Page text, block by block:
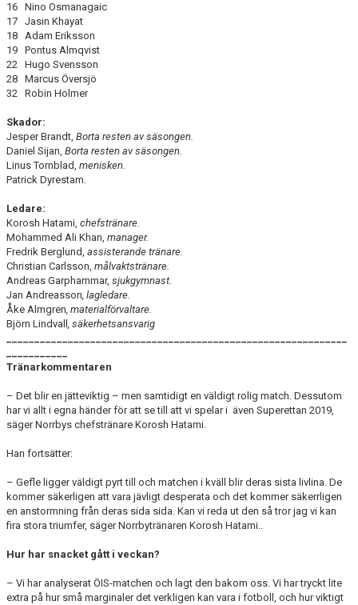
16 Nino Osmanagaic
17 Jasin Khayat
18 Adam Eriksson
19 Pontus Almqvist
22 Hugo Svensson
28 Marcus Översjö
32 Robin Holmer
Skador:
Jesper Brandt, Borta resten av säsongen.
Daniel Sijan, Borta resten av säsongen.
Linus Tornblad, menisken.
Patrick Dyrestam.
Ledare:
Korosh Hatami, chefstränare.
Mohammed Ali Khan, manager.
Fredrik Berglund, assisterande tränare.
Christian Carlsson, målvaktstränare.
Andreas Garphammar, sjukgymnast.
Jan Andreasson, lagledare.
Åke Almgren, materialförvaltare.
Björn Lindvall , säkerhetsansvarig
_____________________________________________________________
___________
Tränarkommentaren
– Det blir en jätteviktig – men samtidigt en väldigt rolig match. Dessutom
har vi allt i egna händer för att se till att vi spelar i även Superettan 2019,
säger Norrbys chefstränare Korosh Hatami.
Han fortsätter:
– Gefle ligger väldigt pyrt till och matchen i kväll blir deras sista livlina. De
kommer säkerligen att vara jävligt desperata och det kommer säkerrligen
en anstormning från deras sida sida. Kan vi reda ut den så tror jag vi kan
fira stora triumfer, säger Norrbytränaren Korosh Hatami..
Hur har snacket gått i veckan?
– Vi har analyserat ÖIS-matchen och lagt den bakom oss. Vi har tryckt lite
extra på hur små marginaler det verkligen kan vara i fotboll, och hur viktigt